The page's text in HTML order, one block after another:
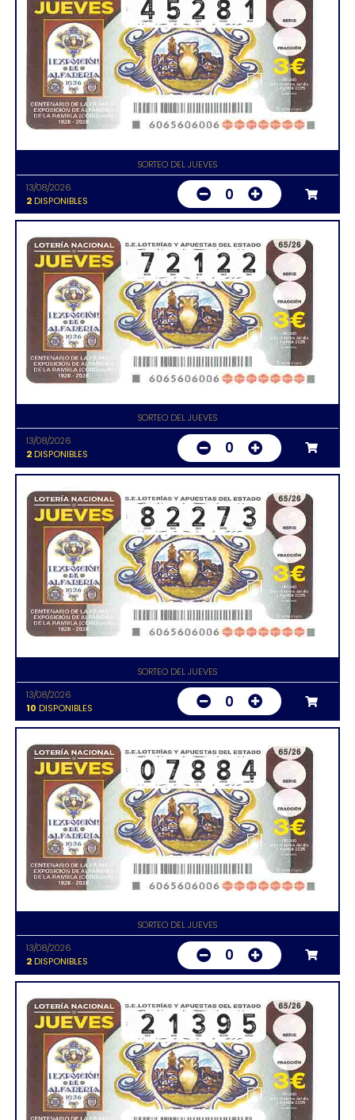
SORTEO DEL JUEVES
13/08/2026
2DISPONIBLES 0
SORTEO DEL JUEVES
13/08/2026
2DISPONIBLES 0
SORTEO DEL JUEVES
13/08/2026
10 DISPONIBLES 0
SORTEO DEL JUEVES
13/08/2026
2DISPONIBLES 0